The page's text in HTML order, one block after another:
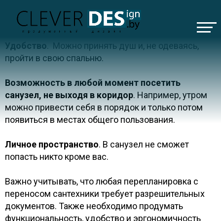
Плюсы отдельного душа в спальне:
Удобство. Можно принять душ и, не одеваясь,
пройти в свою спальню.
Возможность в любой момент посетить
санузел, не выходя в коридор. Например, утром
можно привести себя в порядок и только потом
появиться в местах общего пользования.
Личное пространство. В санузел не сможет
попасть никто кроме вас.
Важно учитывать, что любая перепланировка с
переносом сантехники требует разрешительных
документов. Также необходимо продумать
функциональность, удобство и эргономичность
в Минск мир